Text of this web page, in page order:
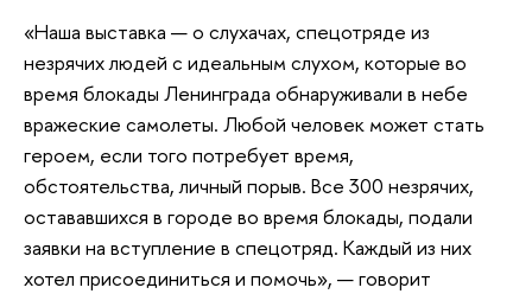
«Наша выставка — о слухачах, спецотряде из
незрячих людей с идеальным слухом, которые во
время блокады Ленинграда обнаруживали в небе
вражеские самолеты. Любой человек может стать
героем, если того потребует время,
обстоятельства, личный порыв. Все 300 незрячих,
остававшихся в городе во время блокады, подали
заявки на вступление в спецотряд. Каждый из них
хотел присоединиться и помочь», — говорит